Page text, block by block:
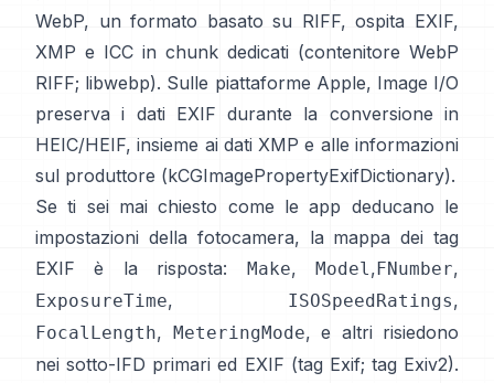
WebP, un formato basato su RIFF, ospita EXIF,
XMP e ICC in chunk dedicati (contenitore WebP
RIFF; libwebp). Sulle piattaforme Apple, Image I/O
preserva i dati EXIF durante la conversione in
HEIC/HEIF, insieme ai dati XMP e alle informazioni
sul produttore (kCGImagePropertyExifDictionary).
Se ti sei mai chiesto come le app deducano le
impostazioni della fotocamera, la mappa dei tag
EXIF è la risposta: Make,Model,FNumber,
ExposureTime, ISOSpeedRatings,
FocalLength, MeteringMode, e altri risiedono
nei sotto-IFD primari ed EXIF (tag Exif; tag Exiv2).